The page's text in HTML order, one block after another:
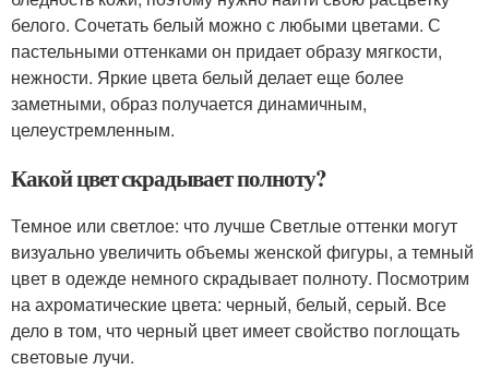
белого. Сочетать белый можно с любыми цветами. С
пастельными оттенками он придает образу мягкости,
нежности. Яркие цвета белый делает еще более
заметными, образ получается динамичным,
целеустремленным.
Какой цвет скрадывает полноту?
Темное или светлое: что лучше Светлые оттенки могут
визуально увеличить объемы женской фигуры, а темный
цвет в одежде немного скрадывает полноту. Посмотрим
на ахроматические цвета: черный, белый, серый. Все
дело в том, что черный цвет имеет свойство поглощать
световые лучи.